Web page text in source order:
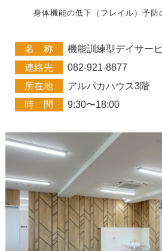
身体機能の低下（フレイル）予防
名 称
機能訓練型デイサー
連絡先
082-921-8877
所在地
アルパカハウス3階
時 間
9:30〜18:00